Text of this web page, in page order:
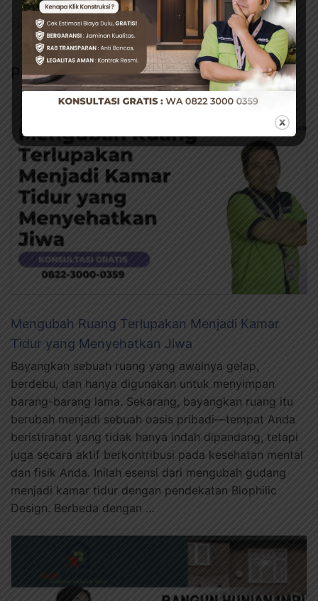
#KLIK KONSTRUKSI
Pos Terkait
Mengubah Ruang Terlupakan Menjadi Kamar
Tidur yang Menyehatkan Jiwa
Bayangkan sebuah ruang yang awalnya gelap,
berdebu, dan hanya digunakan untuk menyimpan
barang-barang lama. Sekarang, bayangkan ruang itu
berubah menjadi sebuah oasis pribadi—tempat Anda
beristirahat yang tidak hanya indah dipandang, tetapi
juga secara aktif berkontribusi pada kesehatan mental
dan fisik Anda. Inilah esensi dari mengubah gudang
menjadi kamar tidur dengan pendekatan Biophilic
Design. Berbeda dengan …